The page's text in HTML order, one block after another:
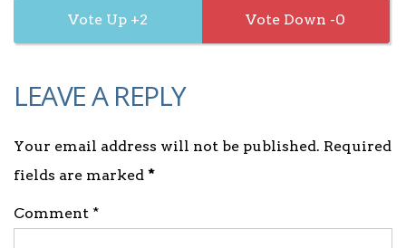
2 0
LEAVE A REPLY
Your email address will not be published. Required
fields are marked *
Comment *